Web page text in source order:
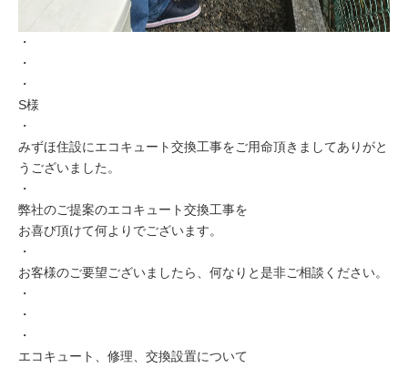
・
・
・
S様
・
みずほ住設にエコキュート交換工事をご用命頂きましてありがと
うございました。
・
弊社のご提案のエコキュート交換工事を
お喜び頂けて何よりでございます。
・
お客様のご要望ございましたら、何なりと是非ご相談ください。
・
・
・
エコキュート、修理、交換設置について